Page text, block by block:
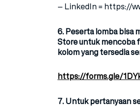
– LinkedIn = https://
6. Peserta lomba bisa
Store untuk mencoba
kolom yang tersedia
https://forms.gle/
7. Untuk pertanyaan